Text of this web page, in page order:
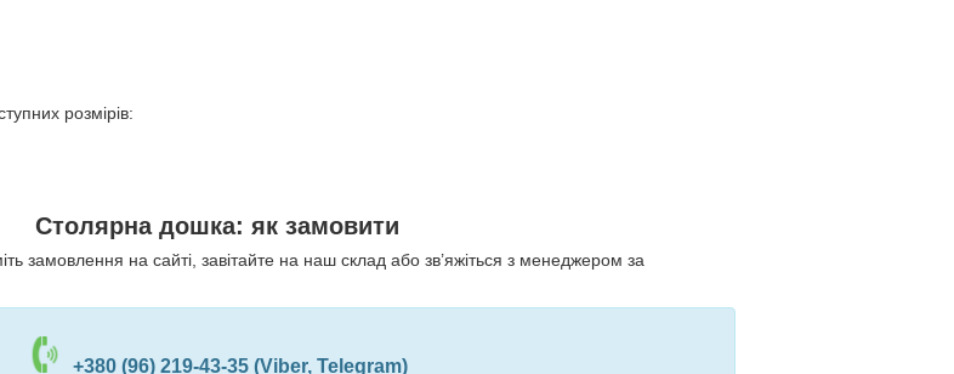
розмірів:
Столярна дошка: як замовити
замовлення на сайті, завітайте на наш склад або зв’яжіться з менеджером за
+380 (96) 219-43-35 (Viber, Telegram)